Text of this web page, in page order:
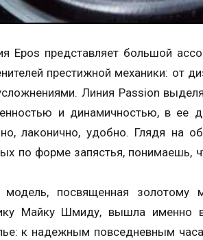
Epos представляет большой
престижной механики: от
Линия Passion
и динамичностью, в ее
лаконично, удобно. Глядя на
по форме запястья, понимаешь,
модель, посвященная золотому
Майку Шмиду, вышла именно
к надежным повседневным